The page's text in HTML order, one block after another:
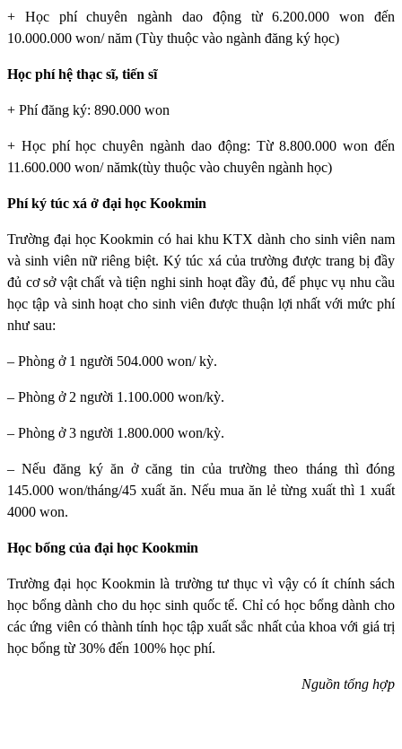
+ Học phí chuyên ngành dao động từ 6.200.000 won đến
10.000.000 won/ năm (Tùy thuộc vào ngành đăng ký học)
Học phí hệ thạc sĩ, tiến sĩ
+ Phí đăng ký: 890.000 won
+ Học phí học chuyên ngành dao động: Từ 8.800.000 won đến
11.600.000 won/ nămk(tùy thuộc vào chuyên ngành học)
Phí ký túc xá ở đại học Kookmin
Trường đại học Kookmin có hai khu KTX dành cho sinh viên nam
và sinh viên nữ riêng biệt. Ký túc xá của trường được trang bị đầy
đủ cơ sở vật chất và tiện nghi sinh hoạt đầy đủ, để phục vụ nhu cầu
học tập và sinh hoạt cho sinh viên được thuận lợi nhất với mức phí
như sau:
– Phòng ở 1 người 504.000 won/ kỳ.
– Phòng ở 2 người 1.100.000 won/kỳ.
– Phòng ở 3 người 1.800.000 won/kỳ.
– Nếu đăng ký ăn ở căng tin của trường theo tháng thì đóng
145.000 won/tháng/45 xuất ăn. Nếu mua ăn lẻ từng xuất thì 1 xuất
4000 won.
Học bổng của đại học Kookmin
Trường đại học Kookmin là trường tư thục vì vậy có ít chính sách
học bổng dành cho du học sinh quốc tế. Chỉ có học bổng dành cho
các ứng viên có thành tính học tập xuất sắc nhất của khoa với giá trị
học bổng từ 30% đến 100% học phí.
Nguồn tổng hợp